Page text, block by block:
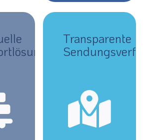
Transparente